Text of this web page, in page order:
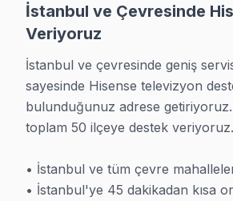
Hisense İçin Bölge Servisleri
· Arnavutköy Hisense
· Ataşehir Hisense
· Avcılar Hisense
· Bağcılar Hisense
· Bahçelievler Hisense
· Bakırköy Hisense
İstanbul ve Çevresinde
Veriyoruz
İstanbul ve çevresinde geniş servis
sayesinde Hisense televizyon
bulunduğunuz adrese
toplam 50 ilçeye destek veriyoruz.
• İstanbul ve tüm çevre
• İstanbul'ye 45 dakikadan kısa